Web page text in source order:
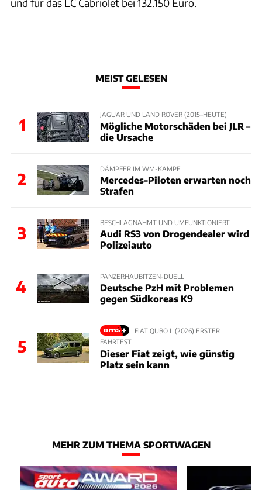
MEIST GELESEN
1
JAGUAR UND LAND ROVER (2015–HEUTE)
Mögliche Motorschäden bei JLR –
die Ursache
2
DÄMPFER IM WM-KAMPF
Mercedes-Piloten erwarten noch
Strafen
3
BESCHLAGNAHMT UND UMFUNKTIONIERT
Audi RS3 von Drogendealer wird
Polizeiauto
4
PANZERHAUBITZEN-DUELL
Deutsche PzH mit Problemen
gegen Südkoreas K9
5
FIAT QUBO L (2026) ERSTER
FAHRTEST
Dieser Fiat zeigt, wie günstig
Platz sein kann
MEHR ZUM THEMA SPORTWAGEN